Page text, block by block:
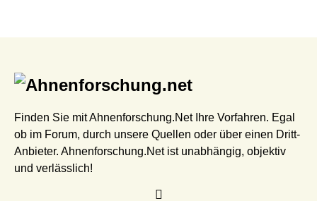
Finden Sie mit Ahnenforschung.Net Ihre Vorfahren. Egal
ob im Forum, durch unsere Quellen oder über einen Dritt-
Anbieter. Ahnenforschung.Net ist unabhängig, objektiv
und verlässlich!